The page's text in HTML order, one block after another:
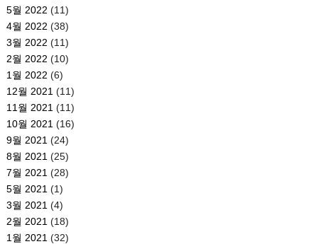
5월 2022 (11)
4월 2022 (38)
3월 2022 (11)
2월 2022 (10)
1월 2022 (6)
12월 2021 (11)
11월 2021 (11)
10월 2021 (16)
9월 2021 (24)
8월 2021 (25)
7월 2021 (28)
5월 2021 (1)
3월 2021 (4)
2월 2021 (18)
1월 2021 (32)